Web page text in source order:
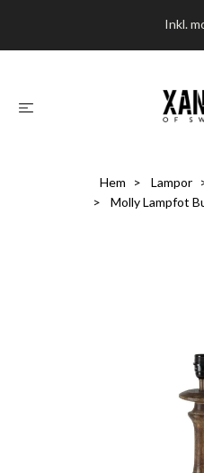
Inkl.
Hem Lampor
Molly Lampfot